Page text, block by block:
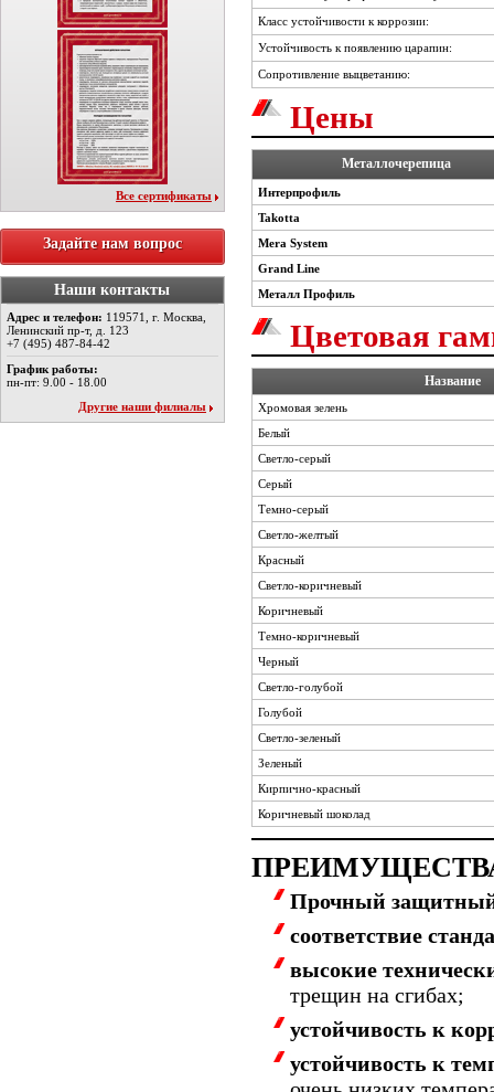
Все сертификаты
Задайте нам вопрос
Наши контакты
Адрес и телефон: 119571, г. Москва,
Ленинский пр-т, д. 123
+7 (495) 487-84-42
График работы:
пн-пт: 9.00 - 18.00
Другие наши филиалы
Класс устойчивости к коррозии:
Устойчивость к появлению царапин:
Сопротивление выцветанию:
Цены
Металлочерепица
Интерпрофиль
Takotta
Mera System
Grand Line
Металл Профиль
Цветовая
Название
Хромовая зелень
Белый
Светло-серый
Серый
Темно-серый
Светло-желтый
Красный
Светло-коричневый
Коричневый
Темно-коричневый
Черный
Светло-голубой
Голубой
Светло-зеленый
Зеленый
Кирпично-красный
Коричневый шоколад
Прочный
соответствие
высокие
трещин на сгибах;
устойчивость к
устойчивость к